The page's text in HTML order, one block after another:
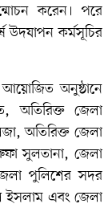
করেন। পরে
উদযাপন কর্মসূচির
আয়োজিত অনুষ্ঠানে
অতিরিক্ত জেলা
অতিরিক্ত জেলা
সুলতানা, জেলা
পুলিশের সদর
ইসলাম এবং জেলা